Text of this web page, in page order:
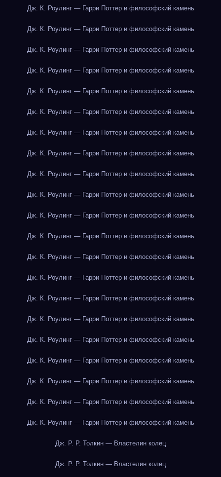
Дж. К. Роулинг — Гарри Поттер и философский камень
Дж. К. Роулинг — Гарри Поттер и философский камень
Дж. К. Роулинг — Гарри Поттер и философский камень
Дж. К. Роулинг — Гарри Поттер и философский камень
Дж. К. Роулинг — Гарри Поттер и философский камень
Дж. К. Роулинг — Гарри Поттер и философский камень
Дж. К. Роулинг — Гарри Поттер и философский камень
Дж. К. Роулинг — Гарри Поттер и философский камень
Дж. К. Роулинг — Гарри Поттер и философский камень
Дж. К. Роулинг — Гарри Поттер и философский камень
Дж. К. Роулинг — Гарри Поттер и философский камень
Дж. К. Роулинг — Гарри Поттер и философский камень
Дж. К. Роулинг — Гарри Поттер и философский камень
Дж. К. Роулинг — Гарри Поттер и философский камень
Дж. К. Роулинг — Гарри Поттер и философский камень
Дж. К. Роулинг — Гарри Поттер и философский камень
Дж. К. Роулинг — Гарри Поттер и философский камень
Дж. К. Роулинг — Гарри Поттер и философский камень
Дж. К. Роулинг — Гарри Поттер и философский камень
Дж. К. Роулинг — Гарри Поттер и философский камень
Дж. К. Роулинг — Гарри Поттер и философский камень
Дж. Р. Р. Толкин — Властелин колец
Дж. Р. Р. Толкин — Властелин колец